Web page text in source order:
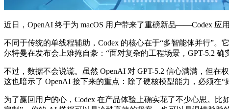
近日，OpenAI 终于为 macOS 用户带来了重磅新品——Codex 应
不同于传统的单线程辅助，Codex 的核心在于“多智能体并行”
尔特曼在发布会上难掩自豪：“面对复杂的工程场景，GPT-5.2
不过，数据不会说谎。虽然 OpenAI 对 GPT-5.2 信心满满，但在
这也暗示了 OpenAI 接下来的重点：除了硬核模型能力，必须在“
为了赢回用户的心，Codex 在产品体验上确实花了不少心思。